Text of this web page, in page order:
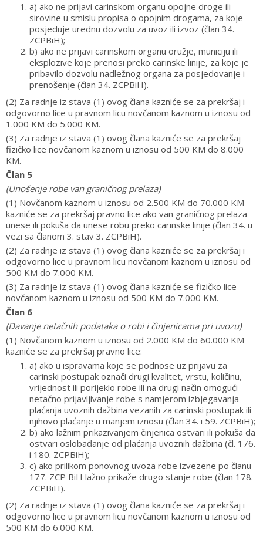
a) ako ne prijavi carinskom organu opojne droge ili
sirovine u smislu propisa o opojnim drogama, za koje
posjeduje urednu dozvolu za uvoz ili izvoz (član 34.
ZCPBiH);
b) ako ne prijavi carinskom organu oružje, municiju ili
eksplozive koje prenosi preko carinske linije, za koje je
pribavilo dozvolu nadležnog organa za posjedovanje i
prenošenje (član 34. ZCPBiH).
(2) Za radnje iz stava (1) ovog člana kazniće se za prekršaj i
odgovorno lice u pravnom licu novčanom kaznom u iznosu od
1.000 KM do 5.000 KM.
(3) Za radnje iz stava (1) ovog člana kazniće se za prekršaj
fizičko lice novčanom kaznom u iznosu od 500 KM do 8.000
KM.
Član 5
(Unošenje robe van graničnog prelaza)
(1) Novčanom kaznom u iznosu od 2.500 KM do 70.000 KM
kazniće se za prekršaj pravno lice ako van graničnog prelaza
unese ili pokuša da unese robu preko carinske linije (član 34. u
vezi sa članom 3. stav 3. ZCPBiH).
(2) Za radnje iz stava (1) ovog člana kazniće se za prekršaj i
odgovorno lice u pravnom licu novčanom kaznom u iznosu od
500 KM do 7.000 KM.
(3) Za radnje iz stava (1) ovog člana kazniće se fizičko lice
novčanom kaznom u iznosu od 500 KM do 7.000 KM.
Član 6
(Davanje netačnih podataka o robi i činjenicama pri uvozu)
(1) Novčanom kaznom u iznosu od 2.000 KM do 60.000 KM
kazniće se za prekršaj pravno lice:
a) ako u ispravama koje se podnose uz prijavu za
carinski postupak označi drugi kvalitet, vrstu, količinu,
vrijednost ili porijeklo robe ili na drugi način omogući
netačno prijavljivanje robe s namjerom izbjegavanja
plaćanja uvoznih dažbina vezanih za carinski postupak ili
njihovo plaćanje u manjem iznosu (član 34. i 59. ZCPBiH);
b) ako lažnim prikazivanjem činjenica ostvari ili pokuša da
ostvari oslobađanje od plaćanja uvoznih dažbina (čl. 176.
i 180. ZCPBiH);
c) ako prilikom ponovnog uvoza robe izvezene po članu
177. ZCP BiH lažno prikaže drugo stanje robe (član 178.
ZCPBiH).
(2) Za radnje iz stava (1) ovog člana kazniće se za prekršaj i
odgovorno lice u pravnom licu novčanom kaznom u iznosu od
500 KM do 6.000 KM.